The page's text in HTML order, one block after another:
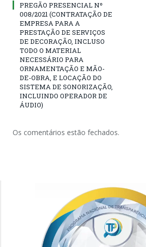
PREGÃO PRESENCIAL Nº
008/2021 (CONTRATAÇÃO DE
EMPRESA PARA A
PRESTAÇÃO DE SERVIÇOS
DE DECORAÇÃO, INCLUSO
TODO O MATERIAL
NECESSÁRIO PARA
ORNAMENTAÇÃO E MÃO-
DE-OBRA, E LOCAÇÃO DO
SISTEMA DE SONORIZAÇÃO,
INCLUINDO OPERADOR DE
ÁUDIO)
Os comentários estão fechados.